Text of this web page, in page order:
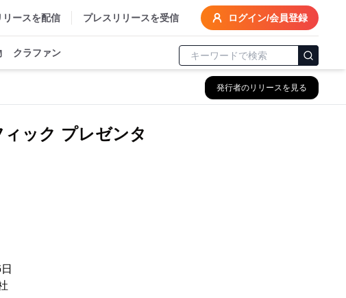
リースを配信 プレスリリースを受信 ログイン/会員登録
クラファン
発行者のリリースを見る
ック プレゼンタ